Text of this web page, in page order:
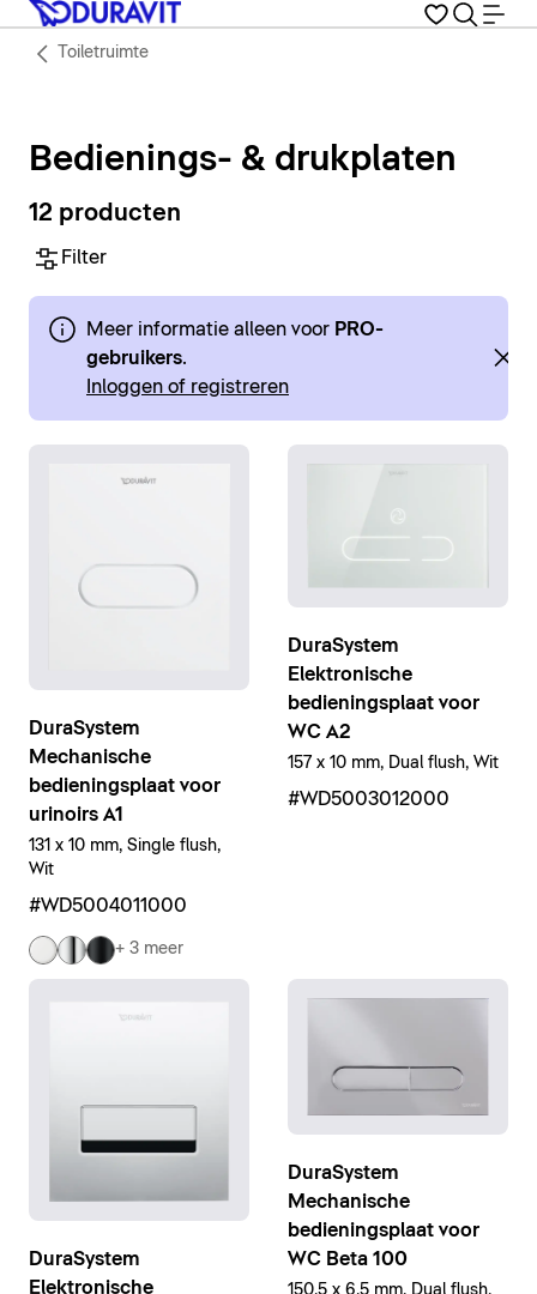
Toiletruimte
Bedienings- & drukplaten
12 producten
Filter
Meer informatie alleen voor PRO-
gebruikers.
Inloggen of registreren
DuraSystem
Mechanische
bedieningsplaat voor
urinoirs A1
131 x 10 mm, Single flush,
Wit
#WD5004011000
+ 3 meer
DuraSystem
Elektronische
bedieningsplaat voor
WC A2
157 x 10 mm, Dual flush, Wit
#WD5003012000
DuraSystem
Elektronische
DuraSystem
Mechanische
bedieningsplaat voor
WC Beta 100
150,5 x 6,5 mm, Dual flush,